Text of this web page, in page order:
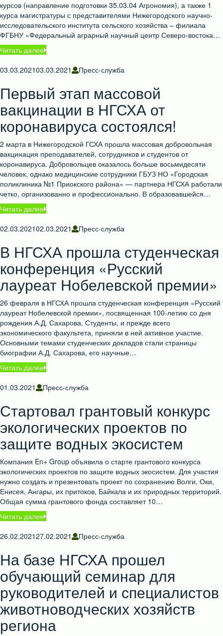
курсов (направление подготовки 35.03.04 Агрономия), а также 1
курса магистратуры с представителями Нижегородского научно-
исследовательского института сельского хозяйства – филиала
ФГБНУ «Федеральный аграрный научный центр Северо-востока…
Читать далее
03.03.202103.03.2021 Пресс-служба
Первый этап массовой
вакцинации в НГСХА от
коронавируса состоялся!
2 марта в Нижегородской ГСХА прошла массовая добровольная
вакцинация преподавателей, сотрудников и студентов от
коронавируса. Добровольцев оказалось больше восьмидесяти
человек, однако медицинские сотрудники ГБУЗ НО «Городская
поликлиника №1 Приокского района» — партнера НГСХА работали
четко, организованно и профессионально. В образовавшейся…
Читать далее
02.03.202102.03.2021 Пресс-служба
В НГСХА прошла студенческая
конференция «Русский
лауреат Нобелевской премии»
26 февраля в НГСХА прошла студенческая конференция «Русский
лауреат Нобелевской премии», посвященная 100-летию со дня
рождения А.Д. Сахарова. Студенты, и прежде всего
экономического факультета, приняли в ней активное участие.
Основными темами студенческих докладов стали страницы
биографии А.Д. Сахарова, его научные…
Читать далее
01.03.2021
Пресс-служба
Стартовал грантовый конкурс
экологических проектов по
защите водных экосистем
Компания En+ Group объявила о старте грантового конкурса
экологических проектов по защите водных экосистем. Для участия
нужно создать и презентовать проект по сохранению Волги, Оки,
Енисея, Ангары, их притоков, Байкала и их природных территорий.
Общая сумма грантового фонда составляет 10…
Читать далее
26.02.202127.02.2021 Пресс-служба
На базе НГСХА прошел
обучающий семинар для
руководителей и специалистов
животноводческих хозяйств
региона